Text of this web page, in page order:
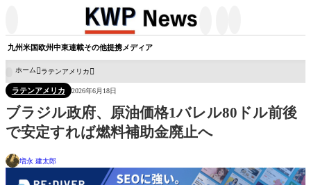
九州米国欧州中東連載その他提携メディア
ホーム ラテンアメリカ
ラテンアメリカ 2026年6月18日
ブラジル政府、原油価格1バレル80ドル前後
で安定すれば燃料補助金廃止へ
増永 建太郎